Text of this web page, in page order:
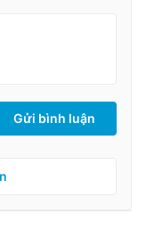
Gửi bình luận